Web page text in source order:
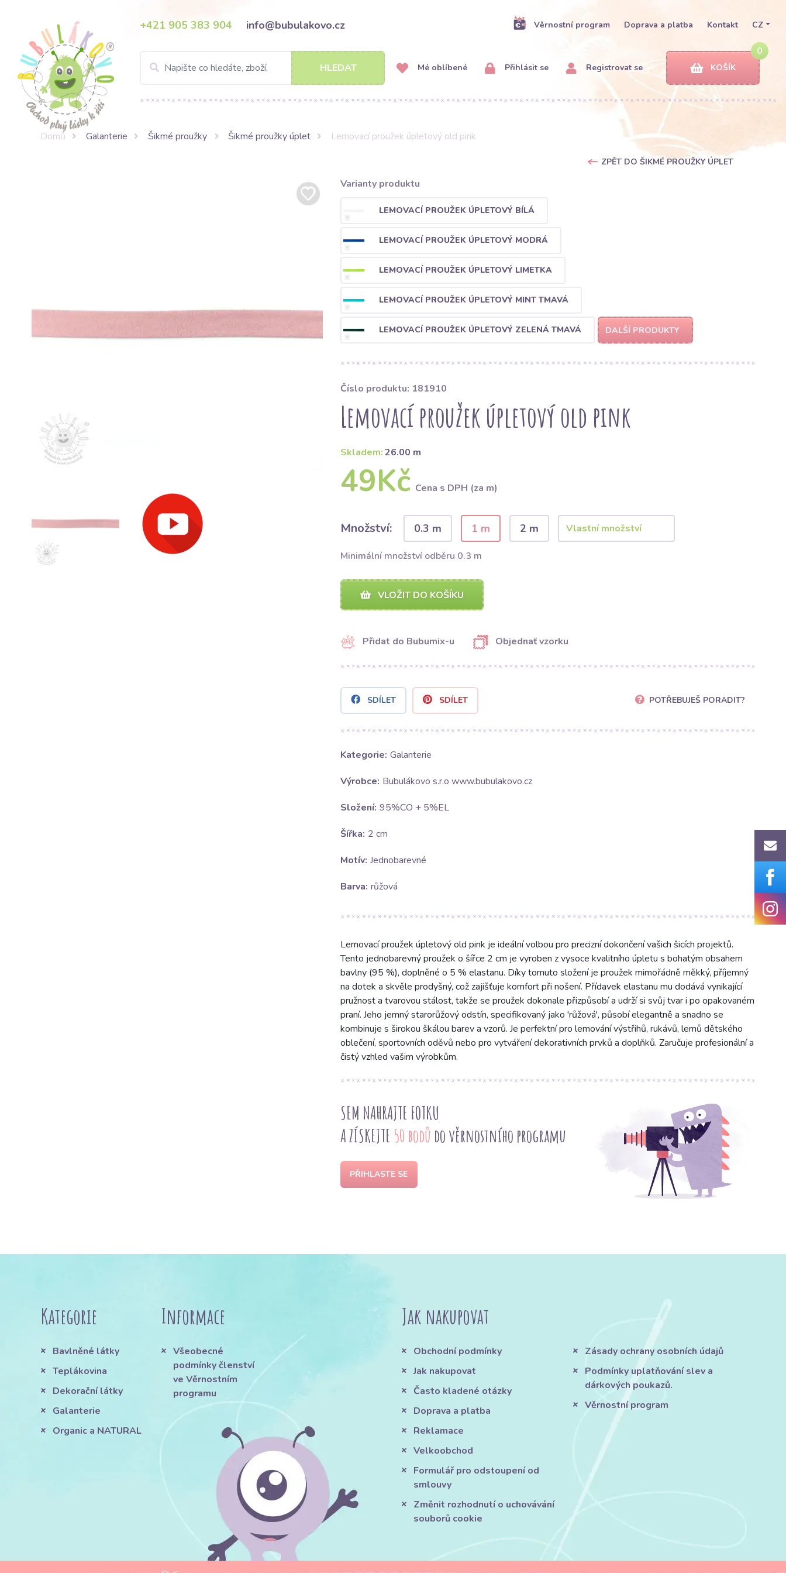
+421 905 383 904 info@bubulakovo.cz Věrnostní program Doprava a platba Kontakt CZ
HLEDAT Mé oblíbené Přihlásit se Registrovat se
0
KOŠÍK
Domů Galanterie Šikmé proužky Šikmé proužky úplet Lemovací proužek úpletový old pink
ZPĚT DO ŠIKMÉ PROUŽKY ÚPLET
Varianty produktu
LEMOVACÍ PROUŽEK ÚPLETOVÝ BÍLÁ
LEMOVACÍ PROUŽEK ÚPLETOVÝ MODRÁ
LEMOVACÍ PROUŽEK ÚPLETOVÝ LIMETKA
LEMOVACÍ PROUŽEK ÚPLETOVÝ MINT TMAVÁ
LEMOVACÍ PROUŽEK ÚPLETOVÝ ZELENÁ TMAVÁ DALŠÍ PRODUKTY
Číslo produktu: 181910
Lemovací proužek úpletový old pink
Skladem:26.00 m
49Kč Cena s DPH (za m)
Množství: 0.3 m 1 m 2 m
Minimální množství odběru 0.3 m
VLOŽIT DO KOŠÍKU
Přidat do Bubumix-u Objednať vzorku
SDÍLET SDÍLET POTŘEBUJEŠ PORADIT?
Kategorie: Galanterie
Výrobce: Bubulákovo s.r.o www.bubulakovo.cz
Složení: 95%CO + 5%EL
Šířka: 2 cm
Motív: Jednobarevné
Barva: růžová
Lemovací proužek úpletový old pink je ideální volbou pro precizní dokončení vašich šicích projektů.
Tento jednobarevný proužek o šířce 2 cm je vyroben z vysoce kvalitního úpletu s bohatým obsahem
bavlny (95 %), doplněné o 5 % elastanu. Díky tomuto složení je proužek mimořádně měkký, příjemný
na dotek a skvěle prodyšný, což zajišťuje komfort při nošení. Přídavek elastanu mu dodává vynikající
pružnost a tvarovou stálost, takže se proužek dokonale přizpůsobí a udrží si svůj tvar i po opakovaném
praní. Jeho jemný starorůžový odstín, specifikovaný jako 'růžová', působí elegantně a snadno se
kombinuje s širokou škálou barev a vzorů. Je perfektní pro lemování výstřihů, rukávů, lemů dětského
oblečení, sportovních oděvů nebo pro vytváření dekorativních prvků a doplňků. Zaručuje profesionální a
čistý vzhled vašim výrobkům.
SEM NAHRAJTE FOTKU
A ZÍSKEJTE 50 bodů do věrnostního programu
PŘIHLASTE SE
Kategorie
Bavlněné látky
Teplákovina
Dekorační látky
Galanterie
Organic a NATURAL
Informace
Všeobecné
podmínky členství
ve Věrnostním
programu
Jak nakupovat
Obchodní podmínky
Jak nakupovat
Často kladené otázky
Doprava a platba
Reklamace
Velkoobchod
Formulář pro odstoupení od
smlouvy
Změnit rozhodnutí o uchovávání
souborů cookie
Zásady ochrany osobních údajů
Podmínky uplatňování slev a
dárkových poukazů.
Věrnostní program